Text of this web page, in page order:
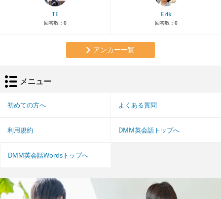
TE
回答数： 0
Erik
回答数： 0
アンカー一覧
メニュー
初めての方へ よくある質問
利用規約 DMM英会話トップへ
DMM英会話Wordsトップへ